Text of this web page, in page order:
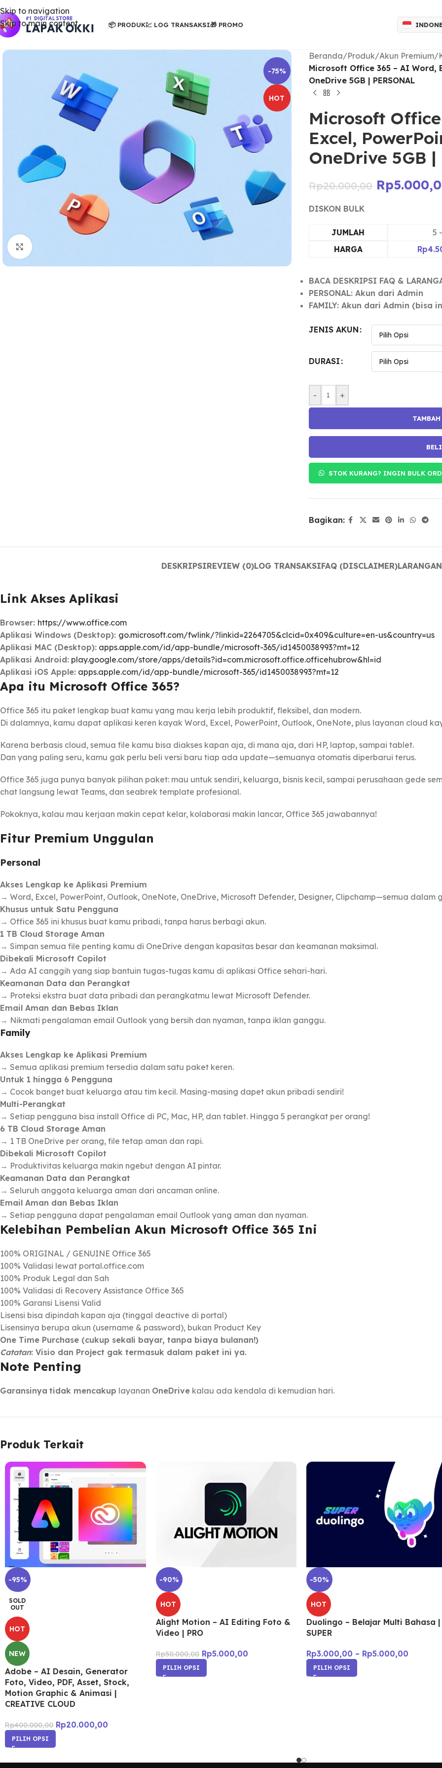
Skip to navigation
Skip to main content
📦 PRODUK💹 LOG TRANSAKSI🎁 PROMO
-75%
HOT
Beranda/Produk/Akun Premium/
Microsoft Office 365 – AI Word,
OneDrive 5GB | PERSONAL
Microsoft
Excel,
OneDrive 5GB |
Rp20.000,00 Rp
JUMLAH 5
HARGA
Rp
BACA DESKRIPSI FAQ &
PERSONAL: Akun dari Admin
FAMILY: Akun dari Admin (bisa
JENIS AKUN
DURASI
- +
STOK KURANG? INGIN BULK
Bagikan:
DESKRIPSIREVIEW (0)LOG TRANSAKSIFAQ (DISCLAIMER)LARANGAN
Link Akses Aplikasi
Browser: https://www.office.com
Aplikasi Windows (Desktop): go.microsoft.com/fwlink/?linkid=2264705&clcid=0x409&culture=en-us&country=us
Aplikasi MAC (Desktop): apps.apple.com/id/app-bundle/microsoft-365/id1450038993?mt=12
Aplikasi Android: play.google.com/store/apps/details?id=com.microsoft.office.officehubrow&hl=id
Aplikasi iOS Apple: apps.apple.com/id/app-bundle/microsoft-365/id1450038993?mt=12
Apa itu ​Microsoft Office 365?
Office 365 itu paket lengkap buat kamu yang mau kerja lebih produktif, fleksibel, dan modern.
Di dalamnya, kamu dapat aplikasi keren kayak Word, Excel, PowerPoint, Outlook, OneNote, plus layanan cloud
Karena berbasis cloud, semua file kamu bisa diakses kapan aja, di mana aja, dari HP, laptop, sampai tablet.
Dan yang paling seru, kamu gak perlu beli versi baru tiap ada update—semuanya otomatis diperbarui terus.
Office 365 juga punya banyak pilihan paket: mau untuk sendiri, keluarga, bisnis kecil, sampai perusahaan gede
chat langsung lewat Teams, dan seabrek template profesional.
Pokoknya, kalau mau kerjaan makin cepat kelar, kolaborasi makin lancar, Office 365 jawabannya!
Fitur Premium Unggulan
Personal
Akses Lengkap ke Aplikasi Premium
→ Word, Excel, PowerPoint, Outlook, OneNote, OneDrive, Microsoft Defender, Designer, Clipchamp—semua dalam
Khusus untuk Satu Pengguna
→ Office 365 ini khusus buat kamu pribadi, tanpa harus berbagi akun.
1 TB Cloud Storage Aman
→ Simpan semua file penting kamu di OneDrive dengan kapasitas besar dan keamanan maksimal.
Dibekali Microsoft Copilot
→ Ada AI canggih yang siap bantuin tugas-tugas kamu di aplikasi Office sehari-hari.
Keamanan Data dan Perangkat
→ Proteksi ekstra buat data pribadi dan perangkatmu lewat Microsoft Defender.
Email Aman dan Bebas Iklan
→ Nikmati pengalaman email Outlook yang bersih dan nyaman, tanpa iklan ganggu.
Family
Akses Lengkap ke Aplikasi Premium
→ Semua aplikasi premium tersedia dalam satu paket keren.
Untuk 1 hingga 6 Pengguna
→ Cocok banget buat keluarga atau tim kecil. Masing-masing dapet akun pribadi sendiri!
Multi-Perangkat
→ Setiap pengguna bisa install Office di PC, Mac, HP, dan tablet. Hingga 5 perangkat per orang!
6 TB Cloud Storage Aman
→ 1 TB OneDrive per orang, file tetap aman dan rapi.
Dibekali Microsoft Copilot
→ Produktivitas keluarga makin ngebut dengan AI pintar.
Keamanan Data dan Perangkat
→ Seluruh anggota keluarga aman dari ancaman online.
Email Aman dan Bebas Iklan
→ Setiap pengguna dapat pengalaman email Outlook yang aman dan nyaman.
Kelebihan Pembelian Akun Microsoft Office 365 Ini
100% ORIGINAL / GENUINE Office 365
100% Validasi lewat portal.office.com
100% Produk Legal dan Sah
100% Validasi di Recovery Assistance Office 365
100% Garansi Lisensi Valid
Lisensi bisa dipindah kapan aja (tinggal deactive di portal)
Lisensinya berupa akun (username & password), bukan Product Key
One Time Purchase (cukup sekali bayar, tanpa biaya bulanan!)
Catatan: Visio dan Project gak termasuk dalam paket ini ya.
Note Penting
Garansinya tidak mencakup layanan OneDrive kalau ada kendala di kemudian hari.
Produk Terkait
-95%
SOLD
OUT
HOT
NEW
Adobe – AI Desain, Generator
Foto, Video, PDF, Asset, Stock,
Motion Graphic & Animasi |
CREATIVE CLOUD
Rp400.000,00 Rp20.000,00
PILIH OPSI
-90%
HOT
Alight Motion – AI Editing Foto &
Video | PRO
Rp50.000,00 Rp5.000,00
PILIH OPSI
-50%
HOT
Duolingo – Belajar Multi Bahasa |
SUPER
Rp3.000,00 – Rp5.000,00
PILIH OPSI